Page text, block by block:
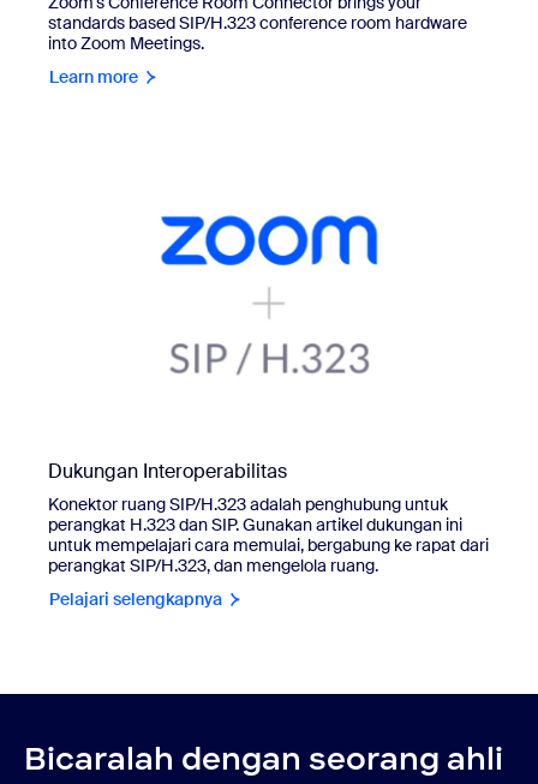
standards based SIP/H.323 conference room hardware
into Zoom Meetings.
Learn more
Dukungan Interoperabilitas
Konektor ruang SIP/H.323 adalah penghubung untuk
perangkat H.323 dan SIP. Gunakan artikel dukungan ini
untuk mempelajari cara memulai, bergabung ke rapat dari
perangkat SIP/H.323, dan mengelola ruang.
Pelajari selengkapnya
Bicaralah dengan seorang ahli